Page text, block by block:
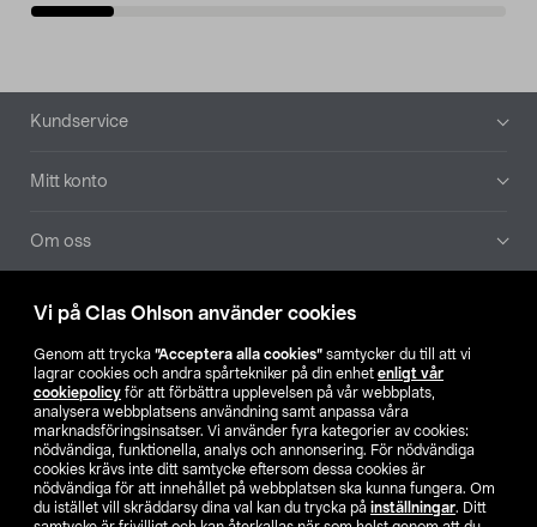
Vi på Clas Ohlson använder cookies
Genom att trycka ”Acceptera alla cookies” samtycker du till att vi
lagrar cookies och andra spårtekniker på din enhet enligt vår
cookiepolicy för att förbättra upplevelsen på vår webbplats,
analysera webbplatsens användning samt anpassa våra
marknadsföringsinsatser. Vi använder fyra kategorier av cookies:
nödvändiga, funktionella, analys och annonsering. För nödvändiga
cookies krävs inte ditt samtycke eftersom dessa cookies är
nödvändiga för att innehållet på webbplatsen ska kunna fungera. Om
du istället vill skräddarsy dina val kan du trycka på inställningar. Ditt
Sidfot
Kundservice
Mitt konto
Om oss
Aktuellt
Våra bolag
Hitta butik
SE NO FI